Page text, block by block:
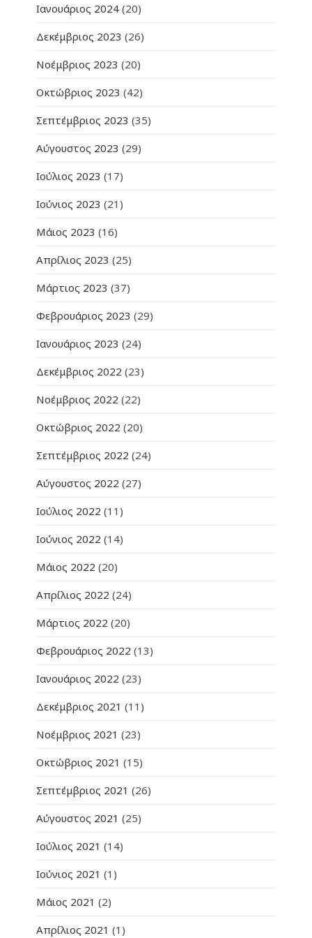
Ιανουάριος 2024 (20)
Δεκέμβριος 2023 (26)
Νοέμβριος 2023 (20)
Οκτώβριος 2023 (42)
Σεπτέμβριος 2023 (35)
Αύγουστος 2023 (29)
Ιούλιος 2023 (17)
Ιούνιος 2023 (21)
Μάιος 2023 (16)
Απρίλιος 2023 (25)
Μάρτιος 2023 (37)
Φεβρουάριος 2023 (29)
Ιανουάριος 2023 (24)
Δεκέμβριος 2022 (23)
Νοέμβριος 2022 (22)
Οκτώβριος 2022 (20)
Σεπτέμβριος 2022 (24)
Αύγουστος 2022 (27)
Ιούλιος 2022 (11)
Ιούνιος 2022 (14)
Μάιος 2022 (20)
Απρίλιος 2022 (24)
Μάρτιος 2022 (20)
Φεβρουάριος 2022 (13)
Ιανουάριος 2022 (23)
Δεκέμβριος 2021 (11)
Νοέμβριος 2021 (23)
Οκτώβριος 2021 (15)
Σεπτέμβριος 2021 (26)
Αύγουστος 2021 (25)
Ιούλιος 2021 (14)
Ιούνιος 2021 (1)
Μάιος 2021 (2)
Απρίλιος 2021 (1)